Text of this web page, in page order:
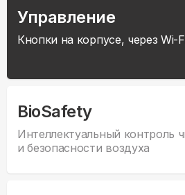
Управление
Кнопки на корпусе, через Wi-
BioSafety
Интеллектуальный контроль
и безопасности воздуха